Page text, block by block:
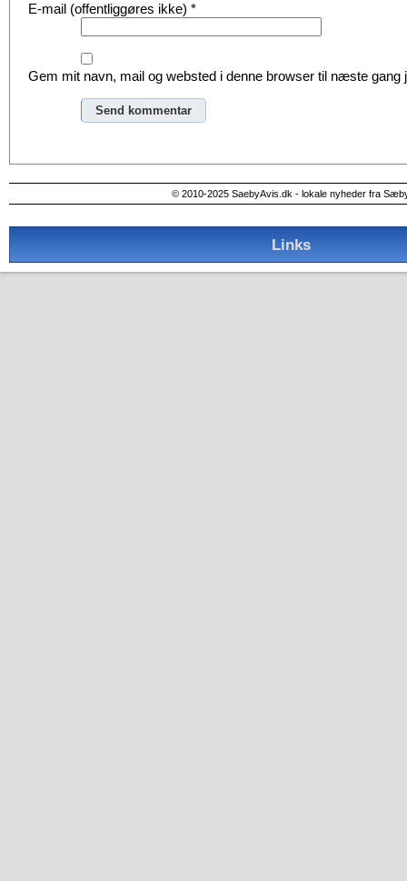
E-mail (offentliggøres ikke) *
Gem mit navn, mail og websted i denne browser til næste gang
© 2010-2025 SaebyAvis.dk - lokale nyheder fra
Links